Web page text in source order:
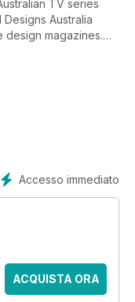
TV series
Australia
design magazines.
renovating or
grand designs.
project management,
architects and
interior, kitchens,
Accesso immediato
ACQUISTA ORA